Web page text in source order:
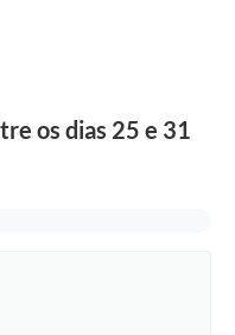
os dias 25 e 31